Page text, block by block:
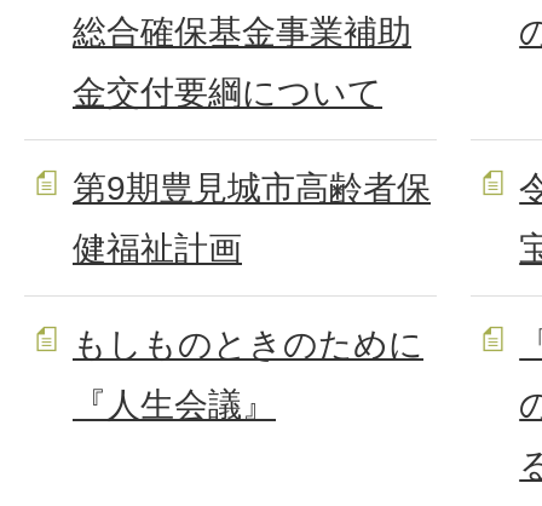
総合確保基金事業補助
金交付要綱について
第9期豊見城市高齢者保
健福祉計画
もしものときのために
『人生会議』